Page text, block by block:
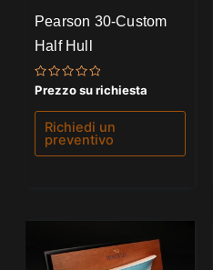
Pearson 30-Custom
Half Hull
Valutato
0
su
Prezzo su richiesta
Richiedi un
preventivo